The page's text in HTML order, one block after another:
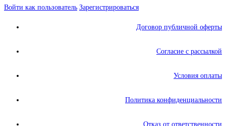
Войти как пользователь Зарегистрироваться
Договор публичной оферты
Согласие с рассылкой
Условия оплаты
Политика конфиденциальности
Отказ от ответственности